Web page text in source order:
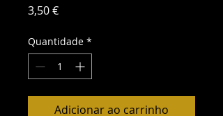
3,50 €Preço
Quantidade *
Adicionar ao carrinho